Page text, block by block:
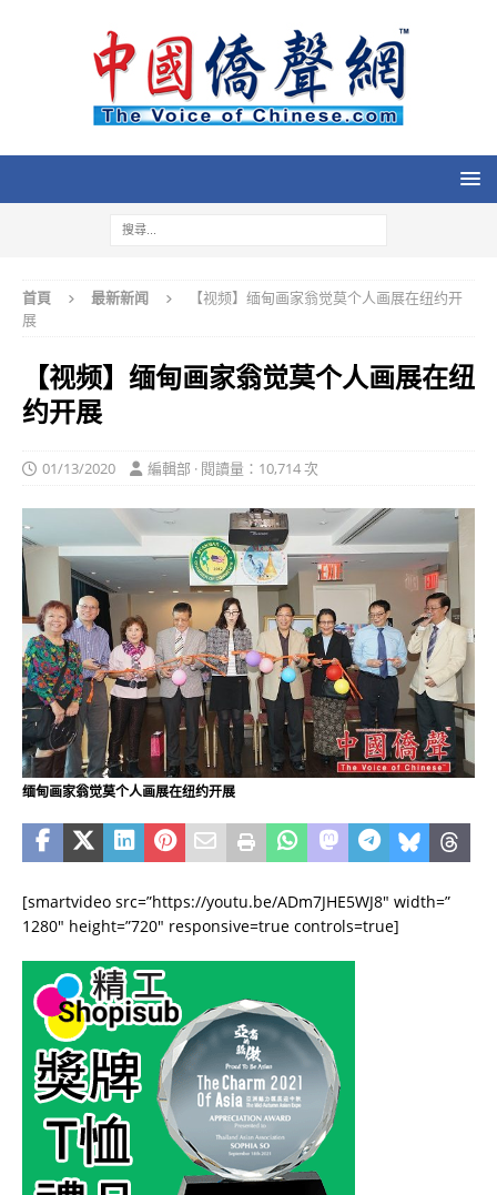
首頁 最新新闻
【视频】缅甸画家翁觉莫个人画展在纽约开
展
【视频】缅甸画家翁觉莫个人画展在纽
约开展
01/13/2020 編輯部 · 閱讀量：10,714 次
缅甸画家翁觉莫个人画展在纽约开展
[smartvideo src=”https://youtu.be/ADm7JHE5WJ8″ width=”
1280″ height=”720″ responsive=true controls=true]